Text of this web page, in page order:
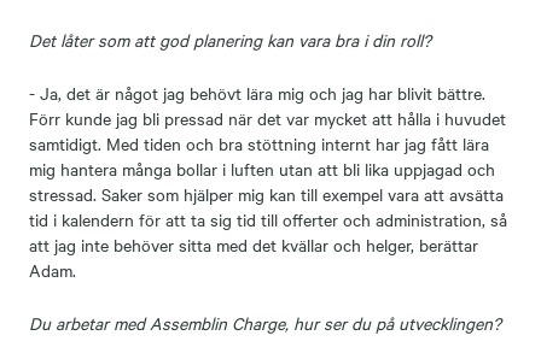
Det låter som att god planering kan vara bra i din roll?
- Ja, det är något jag behövt lära mig och jag har blivit bättre.
Förr kunde jag bli pressad när det var mycket att hålla i huvudet
samtidigt. Med tiden och bra stöttning internt har jag fått lära
mig hantera många bollar i luften utan att bli lika uppjagad och
stressad. Saker som hjälper mig kan till exempel vara att avsätta
tid i kalendern för att ta sig tid till offerter och administration, så
att jag inte behöver sitta med det kvällar och helger, berättar
Adam.
Du arbetar med Assemblin Charge, hur ser du på utvecklingen?